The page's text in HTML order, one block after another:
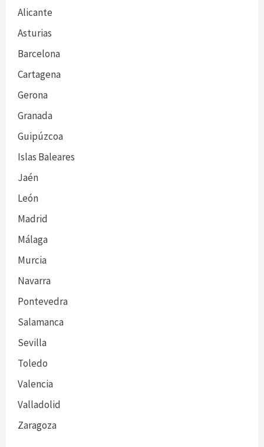
Alicante
Asturias
Barcelona
Cartagena
Gerona
Granada
Guipúzcoa
Islas Baleares
Jaén
León
Madrid
Málaga
Murcia
Navarra
Pontevedra
Salamanca
Sevilla
Toledo
Valencia
Valladolid
Zaragoza